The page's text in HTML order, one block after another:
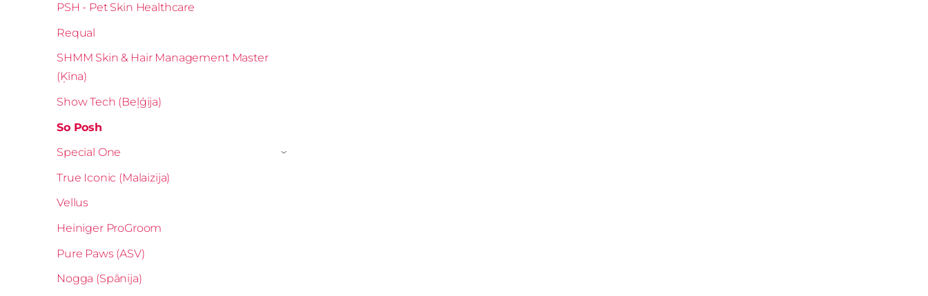
PSH - Pet Skin Healthcare
Requal
SHMM Skin & Hair Management Master
(Ķīna)
Show Tech (Beļģija)
So Posh
Special One
›
True Iconic (Malaizija)
Vellus
Heiniger ProGroom
Pure Paws (ASV)
Nogga (Spānija)